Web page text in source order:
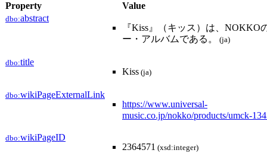
Property Value
dbo:abstract
『Kiss』（キッス）は、NOKKO
ー・アルバムである。
(ja)
dbo:title
Kiss (ja)
dbo:wikiPageExternalLink
https://www.universal-
music.co.jp/nokko/products/umck-
dbo:wikiPageID
2364571 (xsd:integer)